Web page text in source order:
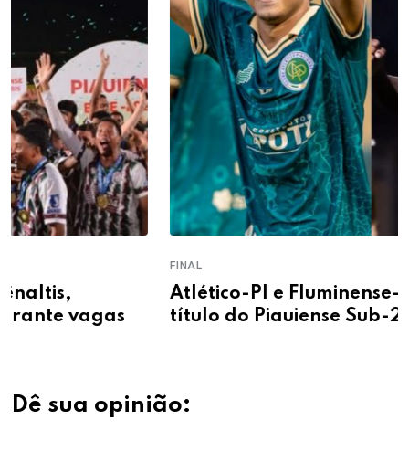
Atlético-PI e Fluminense-PI decidem o
título do Piauiense Sub-20 nesta terça (4)
Dê sua opinião: